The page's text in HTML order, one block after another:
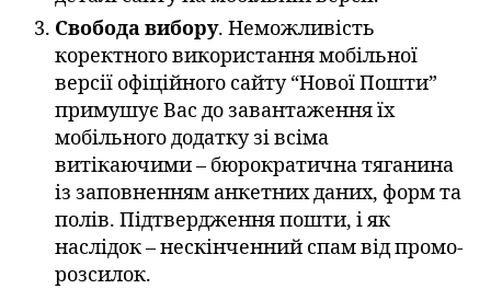
Свобода вибору. Неможливість
коректного використання мобільної
версії офіційного сайту “Нової Пошти”
примушує Вас до завантаження їх
мобільного додатку зі всіма
витікаючими – бюрократична тяганина
із заповненням анкетних даних, форм та
полів. Підтвердження пошти, і як
наслідок – нескінченний спам від промо-
розсилок.